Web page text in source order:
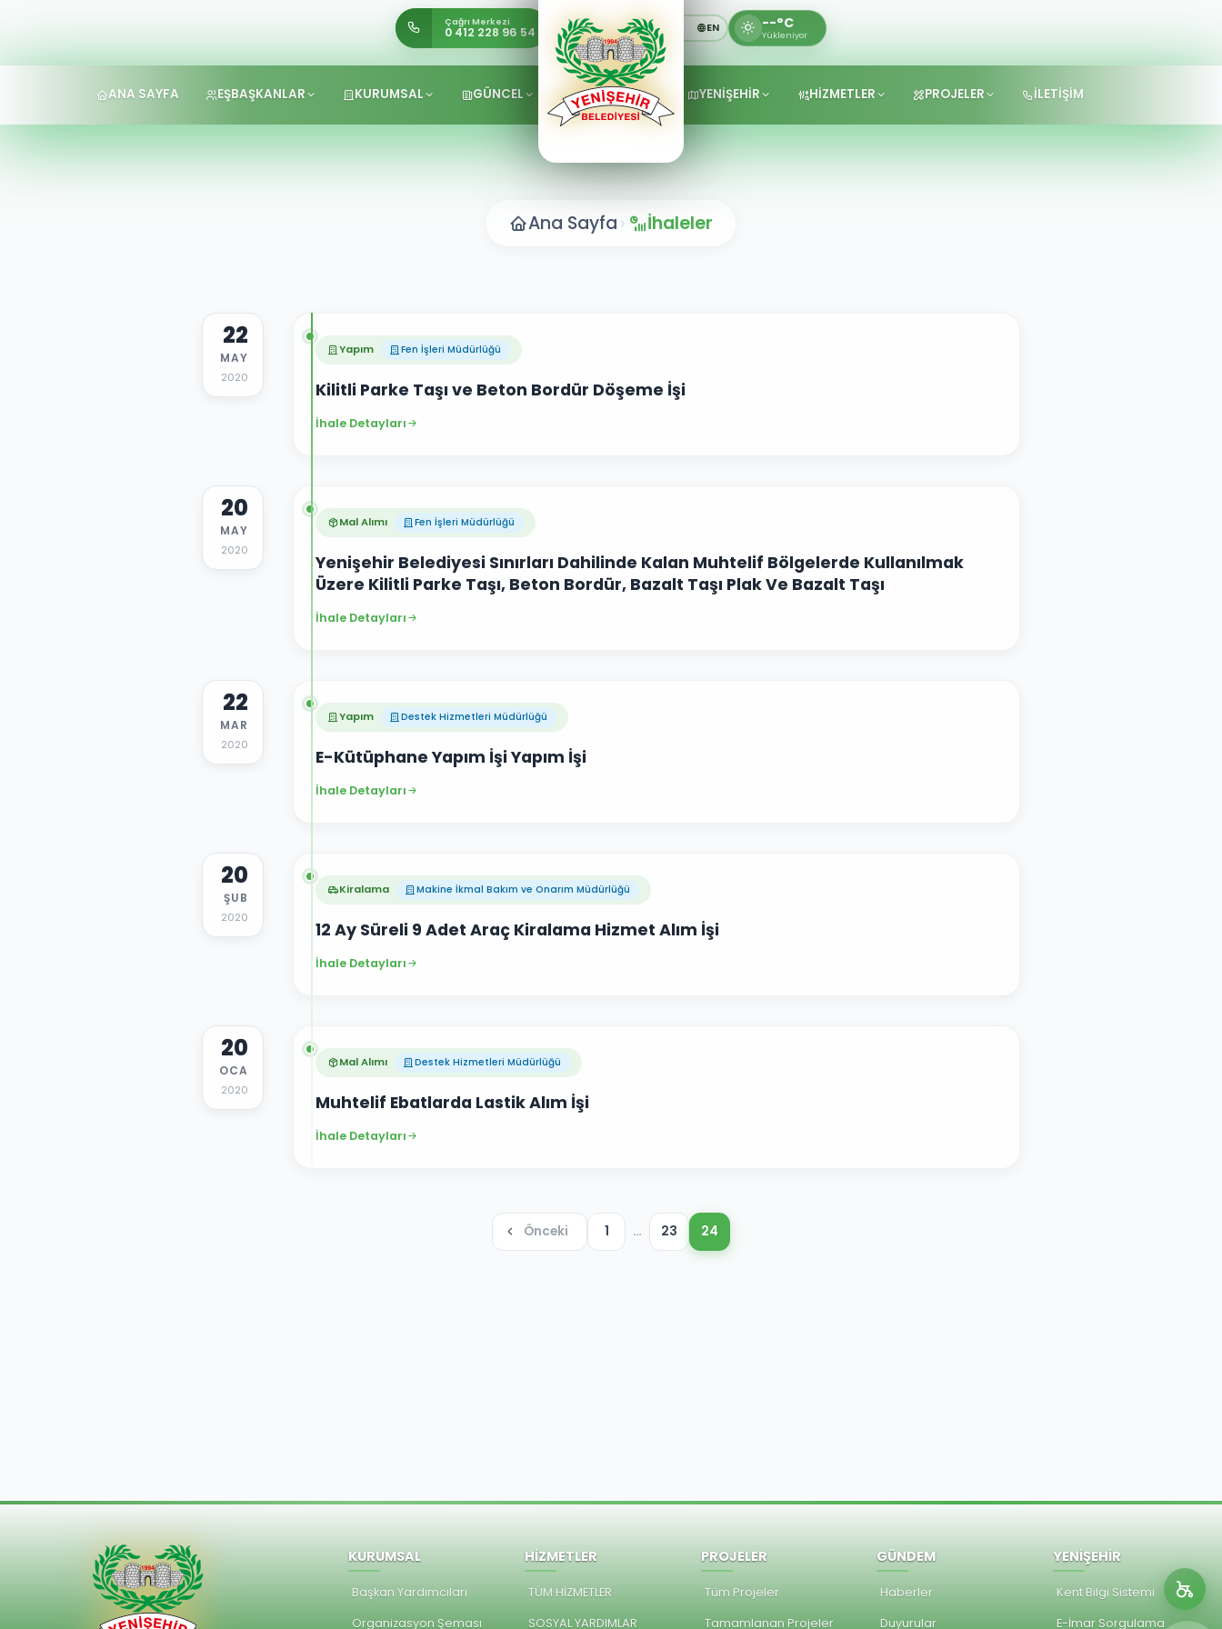
Çağrı Merkezi
0 412 228 96 54 TR EN --°C
Yükleniyor
ANA SAYFA EŞBAŞKANLAR KURUMSAL GÜNCEL YENİŞEHİR HİZMETLER PROJELER İLETİŞİM
Ana Sayfa İhaleler
22
MAY
2020
Yapım Fen İşleri Müdürlüğü
Kilitli Parke Taşı ve Beton Bordür Döşeme İşi
İhale Detayları
20
MAY
2020
Mal Alımı Fen İşleri Müdürlüğü
Yenişehir Belediyesi Sınırları Dahilinde Kalan Muhtelif Bölgelerde Kullanılmak
Üzere Kilitli Parke Taşı, Beton Bordür, Bazalt Taşı Plak Ve Bazalt Taşı
İhale Detayları
22
MAR
2020
Yapım Destek Hizmetleri Müdürlüğü
E-Kütüphane Yapım İşi Yapım İşi
İhale Detayları
20
ŞUB
2020
Kiralama Makine İkmal Bakım ve Onarım Müdürlüğü
12 Ay Süreli 9 Adet Araç Kiralama Hizmet Alım İşi
İhale Detayları
20
OCA
2020
Mal Alımı Destek Hizmetleri Müdürlüğü
Muhtelif Ebatlarda Lastik Alım İşi
İhale Detayları
Önceki 1 … 23 24
KURUMSAL
Başkan Yardımcıları
Organizasyon Şeması
HİZMETLER
TÜM HİZMETLER
SOSYAL YARDIMLAR
PROJELER
Tüm Projeler
Tamamlanan Projeler
GÜNDEM
Haberler
Duyurular
YENİŞEHİR
Kent Bilgi Sistemi
E-İmar Sorgulama